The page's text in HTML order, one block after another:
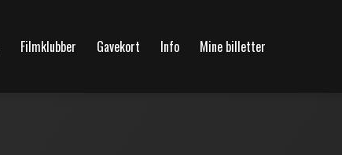
Filmklubber Gavekort Info Mine billetter